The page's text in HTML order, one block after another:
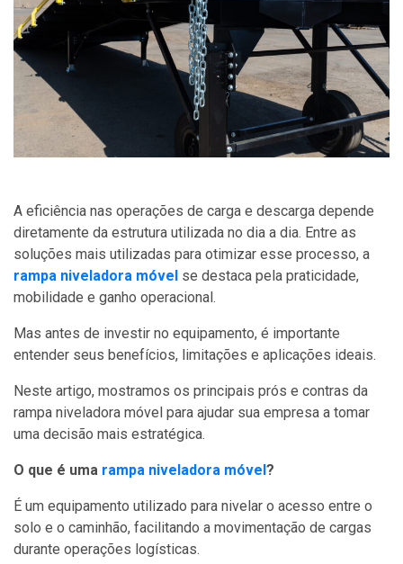
A eficiência nas operações de carga e descarga depende
diretamente da estrutura utilizada no dia a dia. Entre as
soluções mais utilizadas para otimizar esse processo, a
rampa niveladora móvel se destaca pela praticidade,
mobilidade e ganho operacional.
Mas antes de investir no equipamento, é importante
entender seus benefícios, limitações e aplicações ideais.
Neste artigo, mostramos os principais prós e contras da
rampa niveladora móvel para ajudar sua empresa a tomar
uma decisão mais estratégica.
O que é uma rampa niveladora móvel?
É um equipamento utilizado para nivelar o acesso entre o
solo e o caminhão, facilitando a movimentação de cargas
durante operações logísticas.